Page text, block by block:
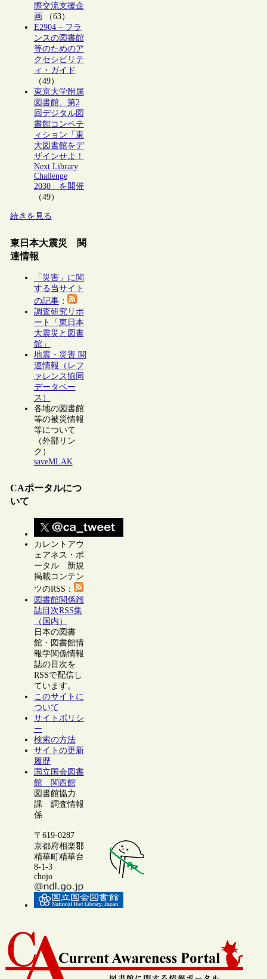
際交流支援企
画（63）
E2904 – フラ
ンスの図書館
等のためのア
クセシビリテ
ィ・ガイド
（49）
東京大学附属
図書館、第2
回デジタル図
書館コンペテ
ィション「東
大図書館をデ
ザインせよ！
Next Library
Challenge
2030」を開催
（49）
続きを見る
東日本大震災 関
連情報
「災害」に関
する当サイト
の記事：
調査研究リポ
ート「東日本
大震災と図書
館」
地震・災害 関
連情報（レフ
ァレンス協同
データベー
ス）
各地の図書館
等の被災情報
等について
（外部リン
ク）
saveMLAK
CAポータルにつ
いて
カレントアウ
ェアネス・ポ
ータル 新規
掲載コンテン
ツのRSS：
図書館関係雑
誌目次RSS集
（国内）
日本の図書
館・図書館情
報学関係情報
誌の目次を
RSSで配信し
ています。
このサイトに
ついて
サイトポリシ
ー
検索の方法
サイトの更新
履歴
国立国会図書
館 関西館
図書館協力
課 調査情報
係
〒619-0287
京都府相楽郡
精華町精華台
8-1-3
chojo